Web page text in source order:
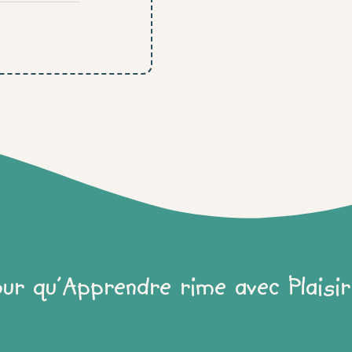
qu'Apprendre rime avec